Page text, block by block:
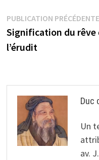
Navigation
de
PUBLICATION PRÉCÉDENTE
Signification du rêve
l’érudit
Duc
Un
av.